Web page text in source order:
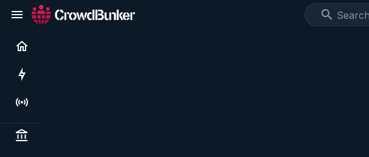
Live
Politics & institutions